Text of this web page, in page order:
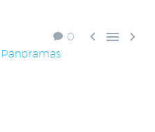
0   
Panoramas